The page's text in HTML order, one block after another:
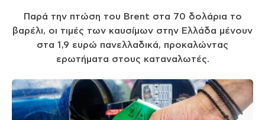
Παρά την πτώση του Brent στα 70 δολάρια το
βαρέλι, οι τιμές των καυσίμων στην Ελλάδα μένουν
στα 1,9 ευρώ πανελλαδικά, προκαλώντας
ερωτήματα στους καταναλωτές.